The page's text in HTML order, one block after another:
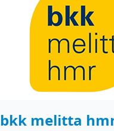
bkk melitta